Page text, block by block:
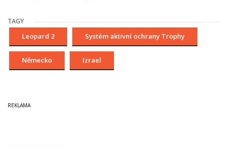
TAGY
Leopard 2 Systém aktivní ochrany Trophy
Německo Izrael